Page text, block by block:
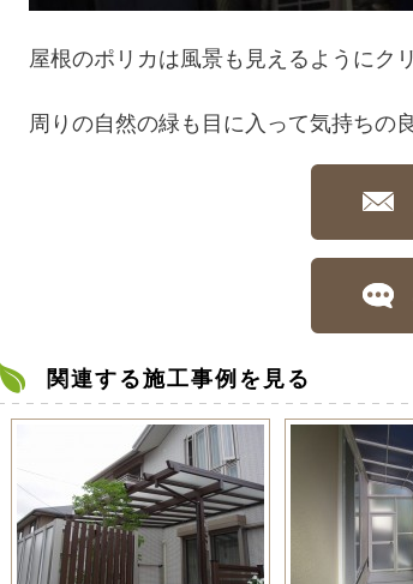
屋根のポリカは風景も見えるようにク
周りの自然の緑も目に入って気持ちの
関連する施工事例を見る